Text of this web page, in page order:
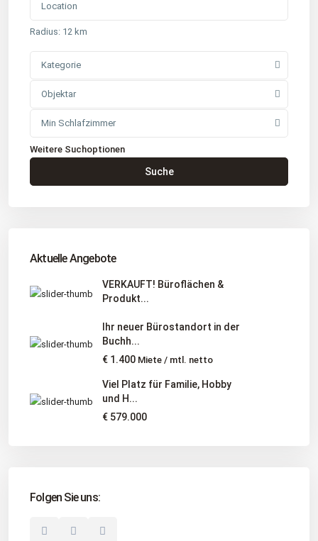
Radius: 12 km
Kategorie
Objektar
Min Schlafzimmer
Weitere Suchoptionen
Suche
Aktuelle Angebote
VERKAUFT! Büroflächen &
Produkt...
Ihr neuer Bürostandort in der
Buchh...
€ 1.400 Miete / mtl. netto
Viel Platz für Familie, Hobby
und H...
€ 579.000
Folgen Sie uns:
Kontakt
: Buchholz in der Nordheide
Unternehmen
Immobilienangebote
© 2025 Borkenhagen Immobilien. Alle Rechte vorbehalten.